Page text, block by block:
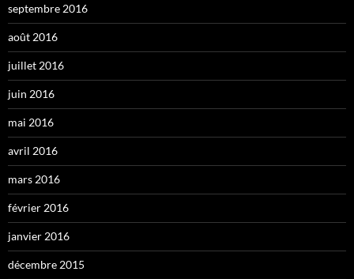
septembre 2016
août 2016
juillet 2016
juin 2016
mai 2016
avril 2016
mars 2016
février 2016
janvier 2016
décembre 2015